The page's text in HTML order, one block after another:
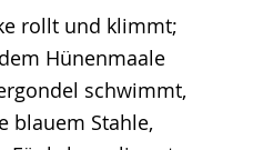
rollt und klimmt;
Hünenmaale
schwimmt,
blauem Stahle,